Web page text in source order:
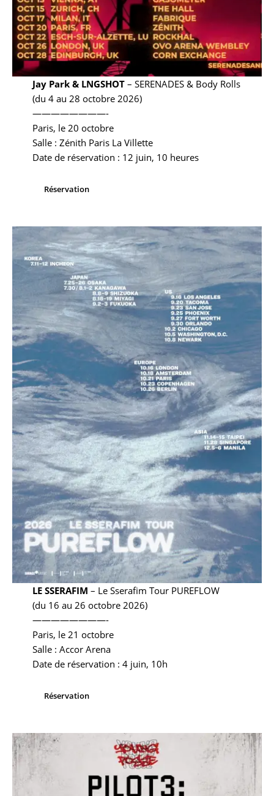
Jay Park & LNGSHOT– SERENADES & Body Rolls
(du 4 au 28 octobre 2026)
————————-
Paris, le 20 octobre
Salle : Zénith Paris La Villette
Date de réservation : 12 juin, 10 heures
Réservation
LE SSERAFIM – Le Sserafim Tour PUREFLOW
(du 16 au 26 octobre 2026)
————————-
Paris, le 21 octobre
Salle : Accor Arena
Date de réservation : 4 juin, 10h
Réservation